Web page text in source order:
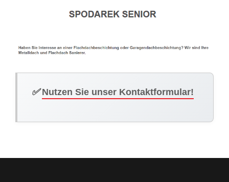
✅Nutzen Sie unser Kontaktformular!